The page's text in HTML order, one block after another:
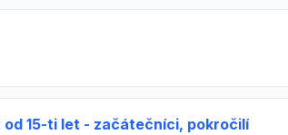
od 15-ti let - začátečníci, pokročilí